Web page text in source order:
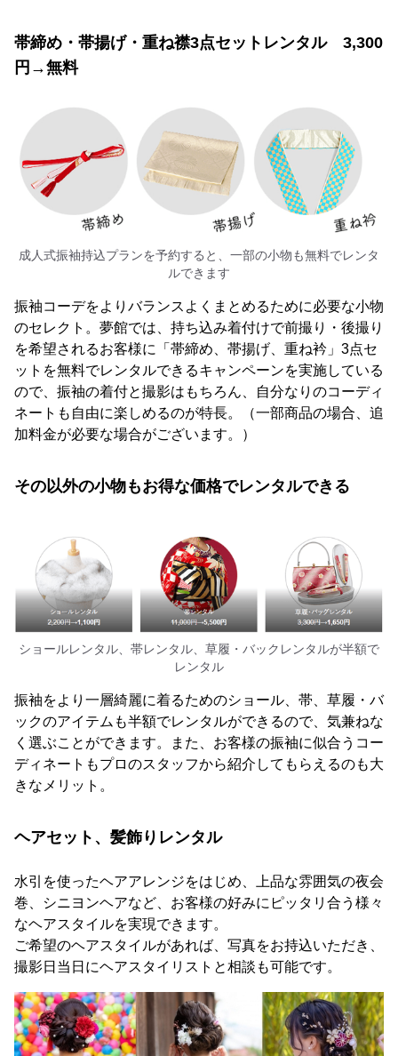
帯締め・帯揚げ・重ね襟3点セットレンタル 3,300
円→無料
成人式振袖持込プランを予約すると、一部の小物も無料でレンタ
ルできます
振袖コーデをよりバランスよくまとめるために必要な小物
のセレクト。夢館では、持ち込み着付けで前撮り・後撮り
を希望されるお客様に「帯締め、帯揚げ、重ね衿」3点セ
ットを無料でレンタルできるキャンペーンを実施している
ので、振袖の着付と撮影はもちろん、自分なりのコーディ
ネートも自由に楽しめるのが特長。（一部商品の場合、追
加料金が必要な場合がございます。）
その以外の小物もお得な価格でレンタルできる
ショールレンタル、帯レンタル、草履・バックレンタルが半額で
レンタル
振袖をより一層綺麗に着るためのショール、帯、草履・バ
ックのアイテムも半額でレンタルができるので、気兼ねな
く選ぶことができます。また、お客様の振袖に似合うコー
ディネートもプロのスタッフから紹介してもらえるのも大
きなメリット。
ヘアセット、髪飾りレンタル
水引を使ったヘアアレンジをはじめ、上品な雰囲気の夜会
巻、シニヨンヘアなど、お客様の好みにピッタリ合う様々
なヘアスタイルを実現できます。
ご希望のヘアスタイルがあれば、写真をお持込いただき、
撮影日当日にヘアスタイリストと相談も可能です。